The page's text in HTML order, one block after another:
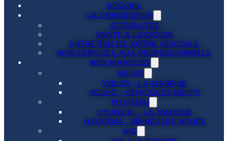
ACCUEIL
LA CONCESSION
ACTUALITÉS
VENTE & LOCATION
ENTRETIEN DE VOTRE VÉHICULE
NOS SERVICES AUX PROFESSIONNELS
NOS MARQUES
VOLVO
VOLVO – LA MARQUE
VOLVO – VÉHICULES NEUFS
HYUNDAI
HYUNDAI – LA MARQUE
HYUNDAI – VÉHICULES NEUFS
MG